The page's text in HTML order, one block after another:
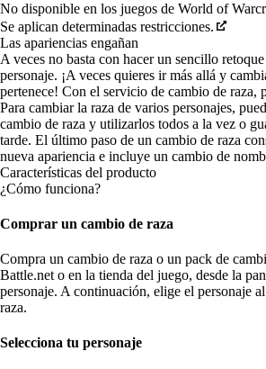
No disponible en los juegos de World of
Se aplican determinadas restricciones.
Las apariencias engañan
A veces no basta con hacer un sencillo
personaje. ¡A veces quieres ir más allá y
pertenece! Con el servicio de cambio de raza,
Para cambiar la raza de varios personajes,
cambio de raza y utilizarlos todos a la vez o
tarde. El último paso de un cambio de raza
nueva apariencia e incluye un cambio de
Características del producto
¿Cómo funciona?
Comprar un cambio de raza
Compra un cambio de raza o un pack de
Battle.net o en la tienda del juego, desde la
personaje. A continuación, elige el personaje
raza.
Selecciona tu personaje